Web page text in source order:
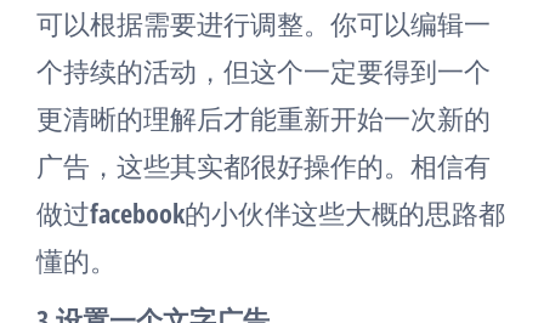
可以根据需要进行调整。你可以编辑一
个持续的活动，但这个一定要得到一个
更清晰的理解后才能重新开始一次新的
广告，这些其实都很好操作的。相信有
做过facebook的小伙伴这些大概的思路都
懂的。